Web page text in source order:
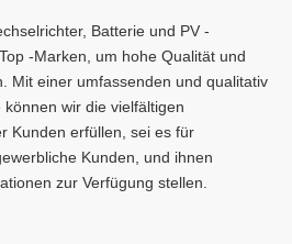
Batterie und PV -
-Marken, um hohe Qualität und
Mit einer umfassenden und qualitativ
wir die vielfältigen
Kunden erfüllen, sei es für
Kunden, und ihnen
zur Verfügung stellen.